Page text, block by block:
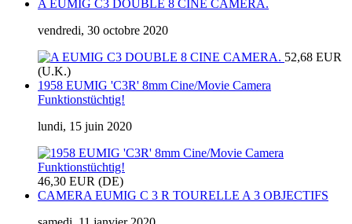
A EUMIG C3 DOUBLE 8 CINE CAMERA.
vendredi, 30 octobre 2020
52,68 EUR
(U.K.)
1958 EUMIG 'C3R' 8mm Cine/Movie Camera
Funktionstüchtig!
lundi, 15 juin 2020
46,30 EUR (DE)
CAMERA EUMIG C 3 R TOURELLE A 3 OBJECTIFS